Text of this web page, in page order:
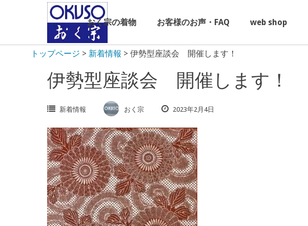
おく宗の着物 お客様のお声・FAQ web shop
トップページ > 新着情報 > 伊勢型座談会 開催します！
伊勢型座談会 開催します！
新着情報 おく宗 2023年2月4日